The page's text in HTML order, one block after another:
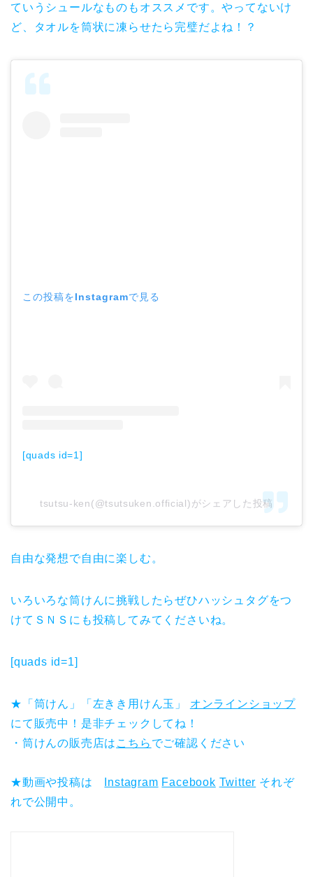
ていうシュールなものもオススメです。やってないけ
ど、タオルを筒状に凍らせたら完璧だよね！？
この投稿をInstagramで見る
[quads id=1]
tsutsu-ken(@tsutsuken.official)がシェアした投稿
自由な発想で自由に楽しむ。
いろいろな筒けんに挑戦したらぜひハッシュタグをつ
けてＳＮＳにも投稿してみてくださいね。
[quads id=1]
★「筒けん」「左きき用けん玉」 オンラインショップ
にて販売中！是非チェックしてね！
・筒けんの販売店は こちら でご確認ください
★動画や投稿は Instagram Facebook Twitter それぞ
れで公開中。